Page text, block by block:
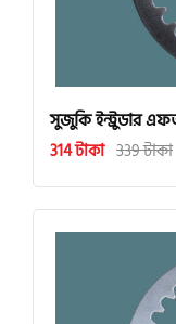
সুজুকি ইন্ট্রুডার
314 টাকা 339 টাকা